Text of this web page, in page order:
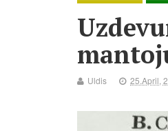
Uldis 25.April,